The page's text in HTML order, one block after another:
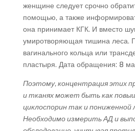
женщине следует срочно
помощью, а также
она принимает КГК. И вместо
умиротворяющая тишина леса.
вагинального кольца или
пластыря. Дата обращения: 8
Поэтому, концентрация этих
и тканях может быть как
циклоспорин так и
Необходимо измерить АД и